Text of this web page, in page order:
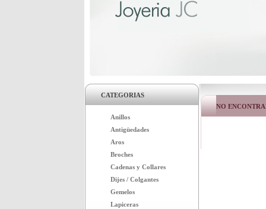
CATEGORIAS
Anillos
Antigüedades
Aros
Broches
Cadenas y Collares
Dijes / Colgantes
Gemelos
Lapiceras
NO